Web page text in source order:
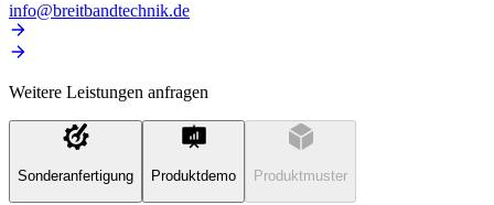
info@breitbandtechnik.de
Weitere Leistungen anfragen
Sonderanfertigung Produktdemo Produktmuster